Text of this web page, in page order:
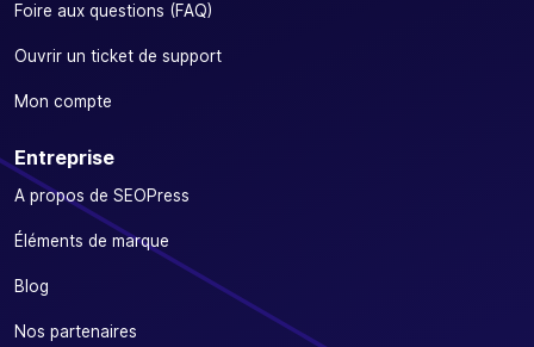
Foire aux questions (FAQ)
Ouvrir un ticket de support
Mon compte
Entreprise
A propos de SEOPress
Éléments de marque
Blog
Nos partenaires